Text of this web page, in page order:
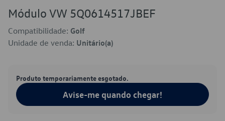
Módulo VW 5Q0614517JBEF
Compatibilidade: Golf
Unidade de venda: Unitário(a)
Produto temporariamente esgotado.
Avise-me quando chegar!